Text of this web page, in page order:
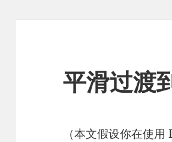
平滑过渡
（本文假设你在使